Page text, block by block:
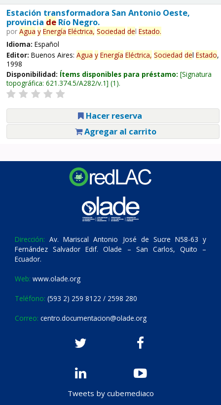
Estación transformadora San Antonio Oeste,
provincia deRío Negro.
por Agua y Energía Eléctrica, Sociedad del Estado.
Idioma: Español
Editor: Buenos Aires: Agua y Energía Eléctrica, Sociedad del Estado,
1998
Disponibilidad: Ítems disponibles para préstamo: Signatura
topográfica: 621.374.5/A282/v.1 (1).
Hacer reserva
Agregar al carrito
Dirección: Av. Mariscal Antonio José de Sucre N58-63 y
Fernández Salvador Edif. Olade – San Carlos, Quito –
Ecuador.
Web: www.olade.org
Teléfono: (593 2) 259 8122 / 2598 280
Correo: centro.documentacion@olade.org
Tweets by cubemediaco